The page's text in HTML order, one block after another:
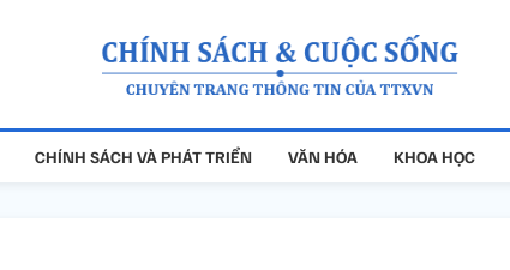
CHÍNH SÁCH VÀ PHÁT TRIỂN VĂN HÓA KHOA HỌC